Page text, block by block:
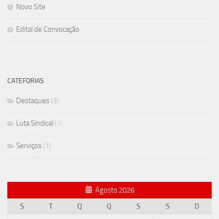
Novo Site
Edital de Convocação
CATEFORIAS
Destaques (3)
Luta Sindical (1)
Serviços (1)
Agosto 2026
S
T Q Q S S
D